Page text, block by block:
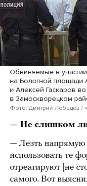
Обвиняемые в
на Болотной площади
и Алексей Гаскаров
в Замоскворецком
Фото: Дмитрий Лебедев /
— Не слишком ли
— Лезть напрямую
использовать те
отреагируют [не
самого. Вот